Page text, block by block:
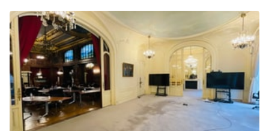
Boutique en Partage
Bureaux
Camion / Fourgon
Commerce
Container
Entrepôt / Espace Stockage / Box